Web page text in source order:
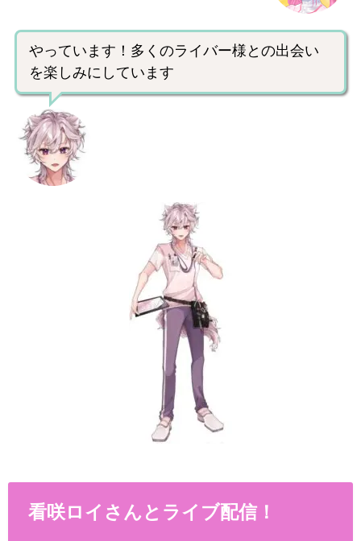
やっています！多くのライバー様との出会い
を楽しみにしています
看咲ロイさんとライブ配信！